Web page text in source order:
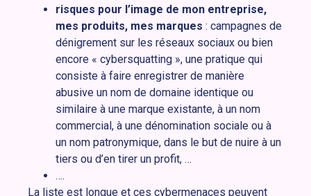
risques pour l’image de mon entreprise,
mes produits, mes marques : campagnes de
dénigrement sur les réseaux sociaux ou bien
encore « cybersquatting », une pratique qui
consiste à faire enregistrer de manière
abusive un nom de domaine identique ou
similaire à une marque existante, à un nom
commercial, à une dénomination sociale ou à
un nom patronymique, dans le but de nuire à un
tiers ou d’en tirer un profit, …
….
La liste est longue et ces cybermenaces peuvent